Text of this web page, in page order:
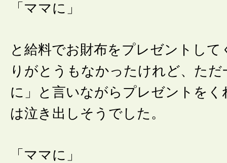
「ママに」
と給料でお財布をプレゼントして
りがとうもなかったけれど、ただ
に」と言いながらプレゼントをく
は泣き出しそうでした。
「ママに」